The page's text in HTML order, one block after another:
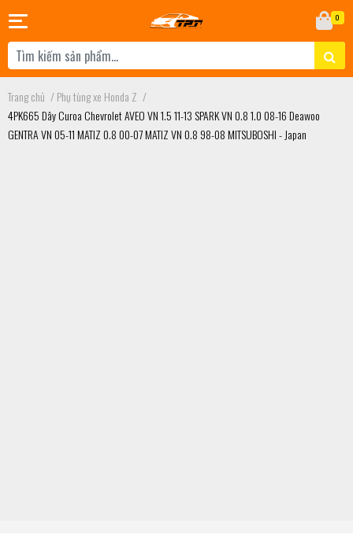
0
Trang chủ /Phụ tùng xe Honda Z /
4PK665 Dây Curoa Chevrolet AVEO VN 1.5 11-13 SPARK VN 0.8 1.0 08-16 Deawoo
GENTRA VN 05-11 MATIZ 0.8 00-07 MATIZ VN 0.8 98-08 MITSUBOSHI - Japan